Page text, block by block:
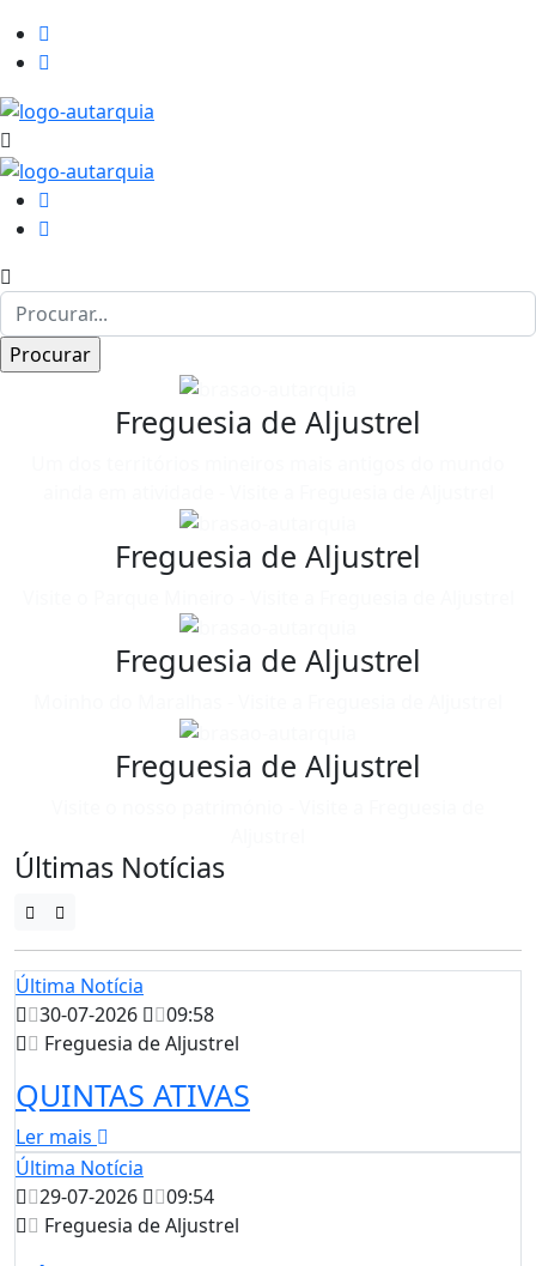
Freguesia de Aljustrel
Freguesia de Aljustrel
Freguesia de Aljustrel
Freguesia de Aljustrel
Últimas Notícias
Última Notícia
30-07-2026
09:58
Freguesia de Aljustrel
QUINTAS ATIVAS
Ler mais
Última Notícia
29-07-2026
09:54
Freguesia de Aljustrel